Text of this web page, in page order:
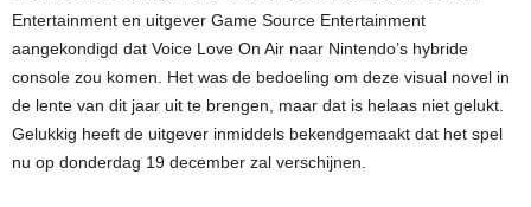
Entertainment en uitgever Game Source Entertainment
aangekondigd dat Voice Love On Air naar Nintendo’s hybride
console zou komen. Het was de bedoeling om deze visual novel in
de lente van dit jaar uit te brengen, maar dat is helaas niet gelukt.
Gelukkig heeft de uitgever inmiddels bekendgemaakt dat het spel
nu op donderdag 19 december zal verschijnen.